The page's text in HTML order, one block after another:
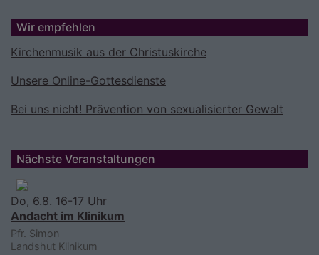
Wir empfehlen
Kirchenmusik aus der Christuskirche
Unsere Online-Gottesdienste
Bei uns nicht! Prävention von sexualisierter Gewalt
Nächste Veranstaltungen
Do, 6.8. 16-17 Uhr
Andacht im Klinikum
Pfr. Simon
Landshut Klinikum